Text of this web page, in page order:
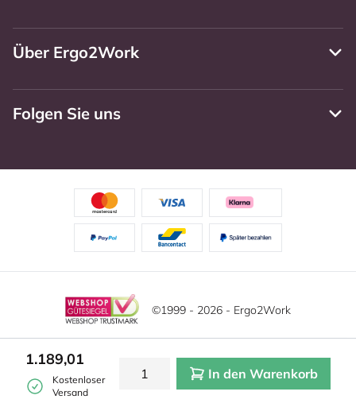
1.189,01
Kostenloser
Versand
In den Warenkorb
Über Ergo2Work
Folgen Sie uns
©1999 - 2026 - Ergo2Work
Haftungsausschluss
Allgemeine Geschäftsbedingungen
Cookie-Einstellungen